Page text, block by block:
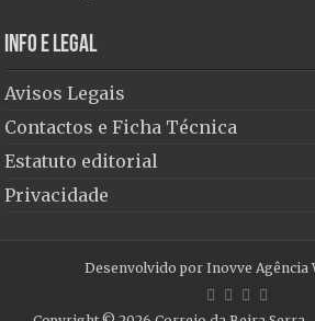
Info e Legal
Avisos Legais
Contactos e Ficha Técnica
Estatuto editorial
Privacidade
Desenvolvido por Inovve Agência